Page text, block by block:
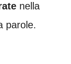
nella
parole.